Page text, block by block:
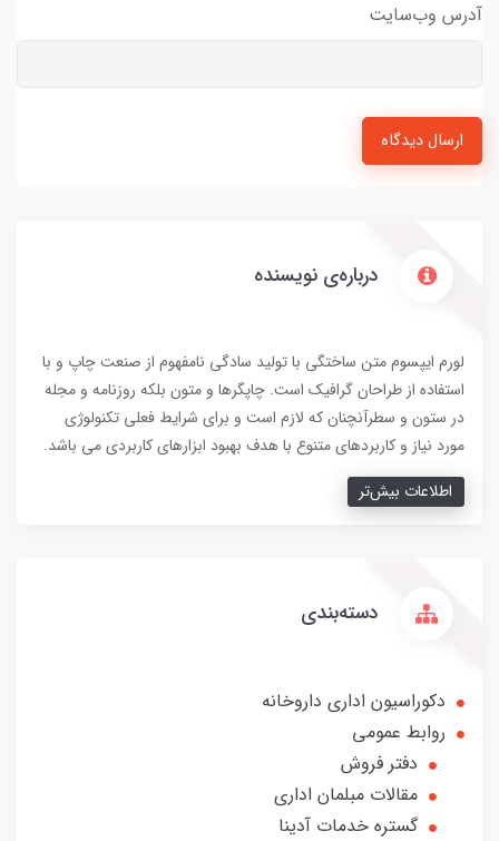
آدرس وب‌سایت
ارسال دیدگاه
درباره‌ی نویسنده
لورم ایپسوم متن ساختگی با تولید سادگی نامفهوم از صنعت چاپ و با
استفاده از طراحان گرافیک است. چاپگرها و متون بلکه روزنامه و مجله
در ستون و سطرآنچنان که لازم است و برای شرایط فعلی تکنولوژی
مورد نیاز و کاربردهای متنوع با هدف بهبود ابزارهای کاربردی می باشد.
اطلاعات بیش‌تر
دسته‌بندی
دکوراسیون اداری داروخانه
روابط عمومی
دفتر فروش
مقالات مبلمان اداری
گستره خدمات آدینا